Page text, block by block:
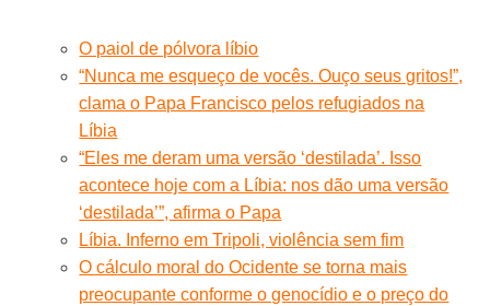
O paiol de pólvora líbio
“Nunca me esqueço de vocês. Ouço seus gritos!”,
clama o Papa Francisco pelos refugiados na
Líbia
“Eles me deram uma versão ‘destilada’. Isso
acontece hoje com a Líbia: nos dão uma versão
‘destilada’”, afirma o Papa
Líbia. Inferno em Tripoli, violência sem fim
O cálculo moral do Ocidente se torna mais
preocupante conforme o genocídio e o preço do